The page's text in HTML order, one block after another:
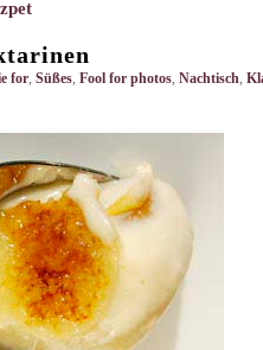
for, Süßes, Fool for photos, Nachtisch,